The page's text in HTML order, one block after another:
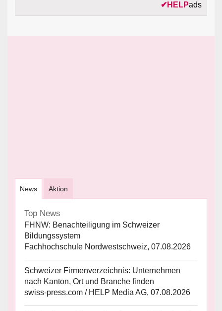
✔ HELPads
News Aktion
Top News
FHNW: Benachteiligung im Schweizer
Bildungssystem
Fachhochschule Nordwestschweiz, 07.08.2026
Schweizer Firmenverzeichnis: Unternehmen
nach Kanton, Ort und Branche finden
swiss-press.com / HELP Media AG, 07.08.2026